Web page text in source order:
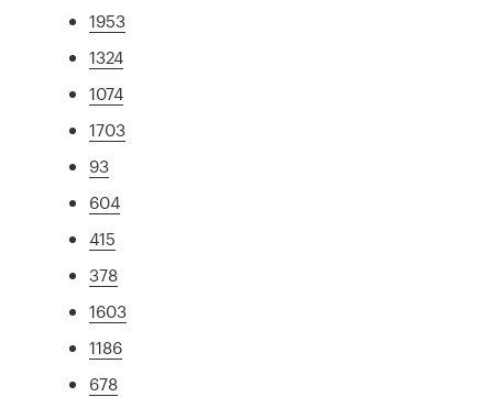
1953
1324
1074
1703
93
604
415
378
1603
1186
678